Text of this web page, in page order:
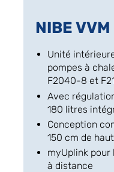
NIBE
Unité
pompes à
F2040-8 et
Avec
180 litres
Conception
150 cm de
myUplink
à distance